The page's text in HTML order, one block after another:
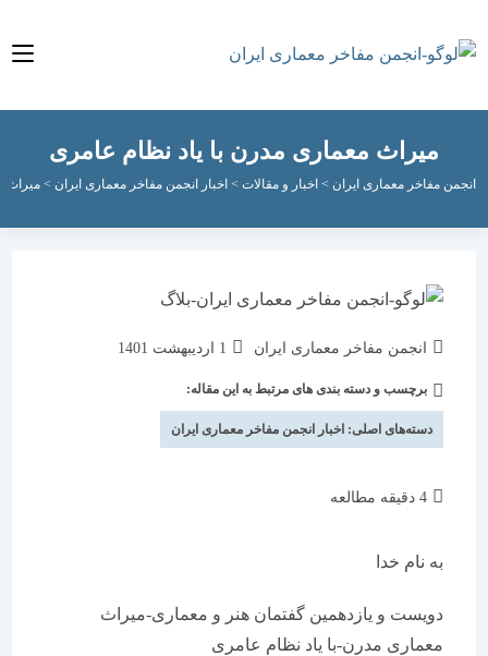
میراث معماری مدرن با یاد نظام عامری
مفاخر معماری ایران > اخبار و مقالات>اخبار انجمن مفاخر معماری ایران > میراث معماری
انجمن مفاخر معماری ایران
نوشته
شده
است:
1 اردیبهشت 1401
برچسب و دسته بندی های مرتبط به این مقاله:
دسته‌های اصلی:اخبار انجمن مفاخر معماری ایران
به نام خدا
دویست و یازدهمین گفتمان هنر و معماری-میراث
معماری مدرن-با یاد نظام عامری